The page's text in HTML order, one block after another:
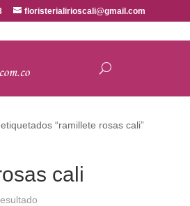
floristerialirioscali@gmail.com
“ramillete rosas cali”
cali